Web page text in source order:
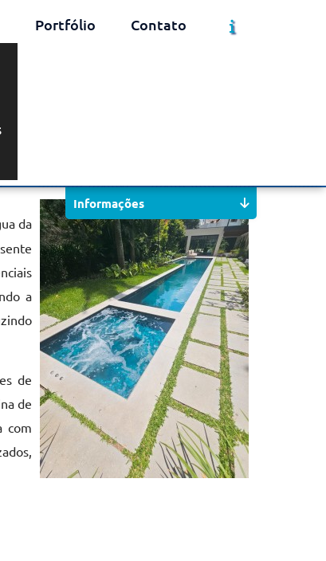
Portfólio Contato
um Orçamento
da
a
de
de
com
Informações